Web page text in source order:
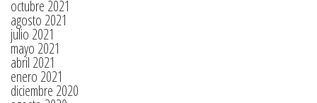
octubre 2021
agosto 2021
julio 2021
mayo 2021
abril 2021
enero 2021
diciembre 2020